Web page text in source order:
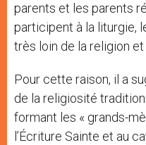
parents et les parents
participent à la liturgie,
très loin de la religion et
Pour cette raison, il a
de la religiosité
formant les « grands-
l’Écriture Sainte et au